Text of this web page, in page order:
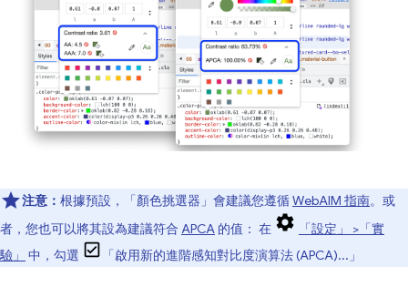
注意： 根據預設，「顏色挑選器」 會建議您遵循WebAIM 指南。或
者，您也可以將其設為建議符合 APCA 的值： 在 「設定」
>「實
驗」
中，勾選 「啟用新的進階感知對比度演算法 (APCA)...」